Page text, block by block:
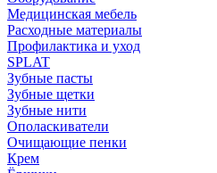
Медицинская мебель
Расходные материалы
Профилактика и уход
SPLAT
Зубные пасты
Зубные щетки
Зубные нити
Ополаскиватели
Очищающие пенки
Крем